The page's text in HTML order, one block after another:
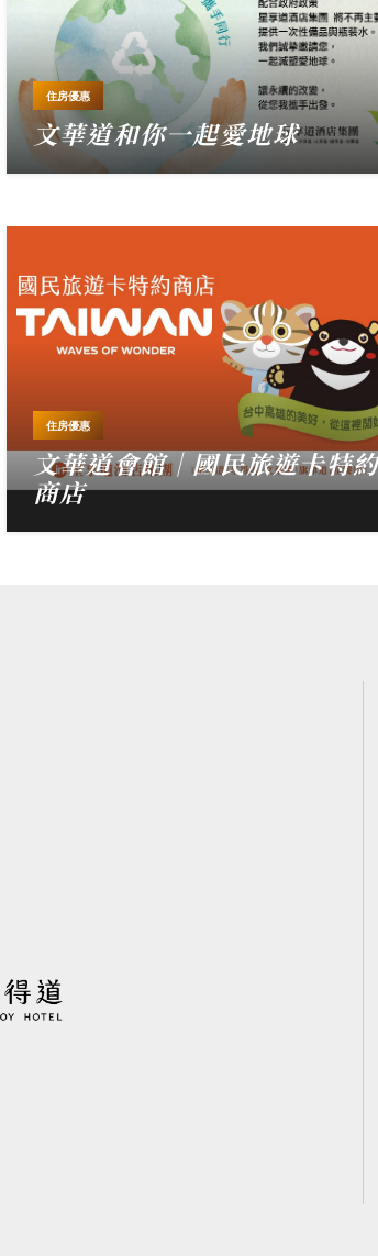
住房優惠
文華道和你一起愛地球
住房優惠
文華道會館｜國民旅遊卡特
商店